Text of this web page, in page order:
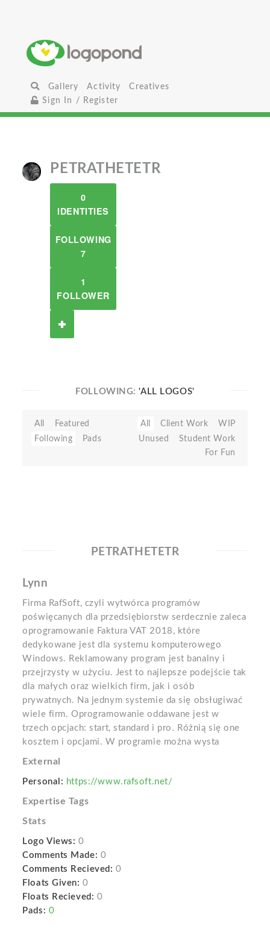
Gallery Activity
Creatives
Sign In / Register
PETRATHETETR
0
IDENTITIES
FOLLOWING
7
1
FOLLOWER
FOLLOWING:'ALL LOGOS'
All
Featured
Following
Pads
All Client Work
WIP
Unused
Student Work
For Fun
PETRATHETETR
Lynn
Firma RafSoft, czyli wytwórca programów
poświęcanych dla przedsiębiorstw serdecznie zaleca
oprogramowanie Faktura VAT 2018, które
dedykowane jest dla systemu komputerowego
Windows. Reklamowany program jest banalny i
przejrzysty w użyciu. Jest to najlepsze podejście tak
dla małych oraz wielkich firm, jak i osób
prywatnych. Na jednym systemie da się obsługiwać
wiele firm. Oprogramowanie oddawane jest w
trzech opcjach: start, standard i pro. Różnią się one
kosztem i opcjami. W programie można wysta
External
Personal: https://www.rafsoft.net/
Expertise Tags
Stats
Logo Views: 0
Comments Made: 0
Comments Recieved: 0
Floats Given: 0
Floats Recieved: 0
Pads: 0